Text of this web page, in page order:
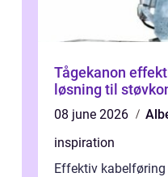
Tågekanon effektiv og skånsom
løsning til
08 june 2026
inspiration
Effektiv